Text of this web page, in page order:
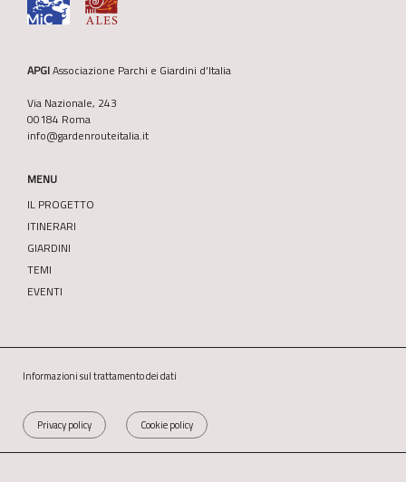
APGIAssociazione Parchi e Giardini d’Italia
Via Nazionale, 243
00184 Roma
info@gardenrouteitalia.it
MENU
IL PROGETTO
ITINERARI
GIARDINI
TEMI
EVENTI
Informazioni sul trattamento dei dati
Privacy policy Cookie policy